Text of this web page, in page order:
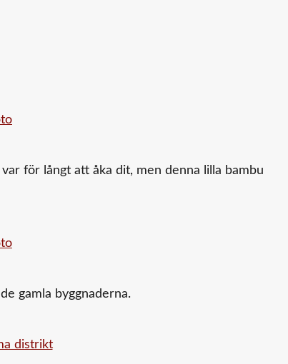
för långt att åka dit, men denna lilla bambu
gamla byggnaderna.